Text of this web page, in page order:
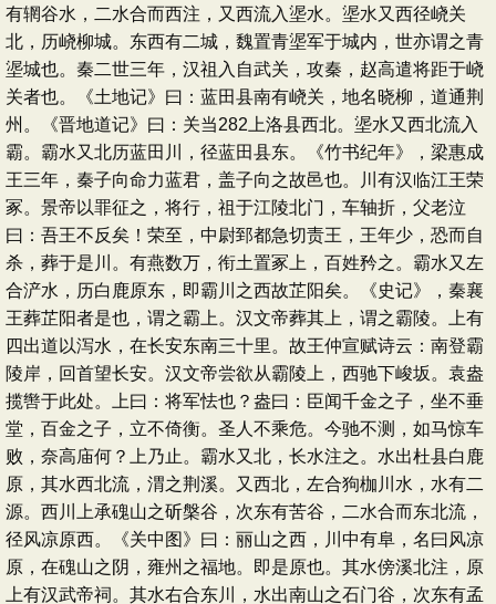
有辋谷水，二水合而西注，又西流入埿水。埿水又西径峣关
北，历峣柳城。东西有二城，魏置青埿军于城内，世亦谓之青
埿城也。秦二世三年，汉祖入自武关，攻秦，赵高遣将距于峣
关者也。《土地记》曰：蓝田县南有峣关，地名晓柳，道通荆
州。《晋地道记》曰：关当282上洛县西北。埿水又西北流入
霸。霸水又北历蓝田川，径蓝田县东。《竹书纪年》，梁惠成
王三年，秦子向命力蓝君，盖子向之故邑也。川有汉临江王荣
冢。景帝以罪征之，将行，祖于江陵北门，车轴折，父老泣
曰：吾王不反矣！荣至，中尉郅都急切责王，王年少，恐而自
杀，葬于是川。有燕数万，衔土置冢上，百姓矜之。霸水又左
合浐水，历白鹿原东，即霸川之西故芷阳矣。《史记》，秦襄
王葬芷阳者是也，谓之霸上。汉文帝葬其上，谓之霸陵。上有
四出道以泻水，在长安东南三十里。故王仲宣赋诗云：南登霸
陵岸，回首望长安。汉文帝尝欲从霸陵上，西驰下峻坂。袁盎
揽辔于此处。上曰：将军怯也？盎曰：臣闻千金之子，坐不垂
堂，百金之子，立不倚衡。圣人不乘危。今驰不测，如马惊车
败，奈高庙何？上乃止。霸水又北，长水注之。水出杜县白鹿
原，其水西北流，渭之荆溪。又西北，左合狗枷川水，水有二
源。西川上承磈山之斫槃谷，次东有苦谷，二水合而东北流，
径风凉原西。《关中图》曰：丽山之西，川中有阜，名曰风凉
原，在磈山之阴，雍州之福地。即是原也。其水傍溪北注，原
上有汉武帝祠。其水右合东川，水出南山之石门谷，次东有孟